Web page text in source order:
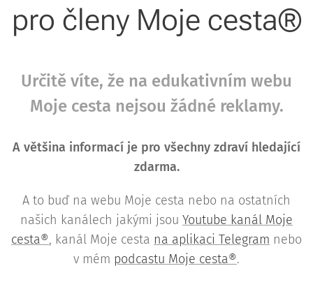
pro členy Moje cesta®
Určitě víte, že na edukativním webu
Moje cesta nejsou žádné reklamy.
A většina informací je pro všechny zdraví hledající
zdarma.
A to buď na webu Moje cesta nebo na ostatních
našich kanálech jakými jsou Youtube kanál Moje
cesta®, kanál Moje cesta na aplikaci Telegram nebo
v mém podcastu Moje cesta®.